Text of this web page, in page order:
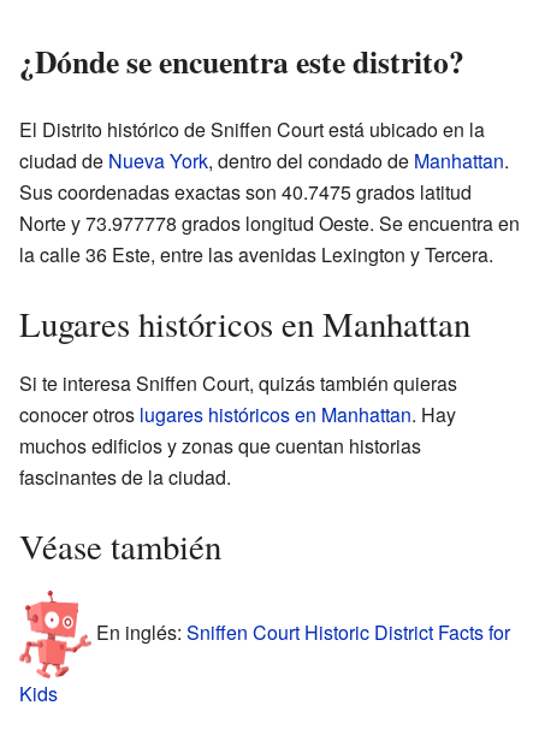
¿Dónde se encuentra este distrito?
El Distrito histórico de Sniffen Court está ubicado en la
ciudad de Nueva York, dentro del condado de Manhattan.
Sus coordenadas exactas son 40.7475 grados latitud
Norte y 73.977778 grados longitud Oeste. Se encuentra en
la calle 36 Este, entre las avenidas Lexington y Tercera.
Lugares históricos en Manhattan
Si te interesa Sniffen Court, quizás también quieras
conocer otros lugares históricos en Manhattan. Hay
muchos edificios y zonas que cuentan historias
fascinantes de la ciudad.
Véase también
En inglés: Sniffen Court Historic District Facts for
Kids